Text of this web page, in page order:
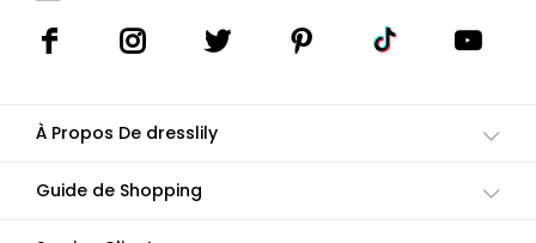
À Propos De dresslily
Guide de Shopping